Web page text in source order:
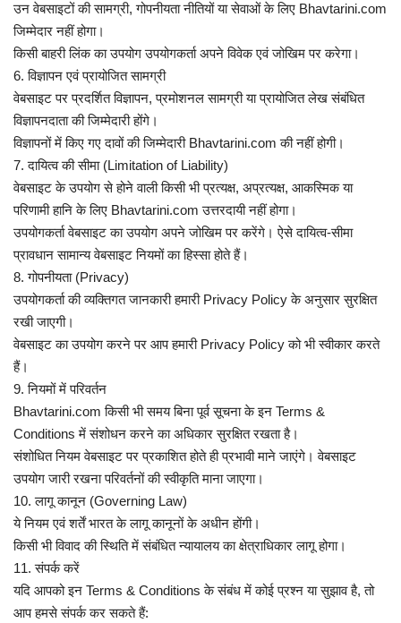
खेल
धर्म
मनोरंजन
बिजनेस
राशिफल
संपर्क
उन वेबसाइटों की सामग्री, गोपनीयता नीतियों या सेवाओं के लिए Bhavtarini.com
जिम्मेदार नहीं होगा।
किसी बाहरी लिंक का उपयोग उपयोगकर्ता अपने विवेक एवं जोखिम पर करेगा।
6. विज्ञापन एवं प्रायोजित सामग्री
वेबसाइट पर प्रदर्शित विज्ञापन, प्रमोशनल सामग्री या प्रायोजित लेख संबंधित
विज्ञापनदाता की जिम्मेदारी होंगे।
विज्ञापनों में किए गए दावों की जिम्मेदारी Bhavtarini.com की नहीं होगी।
7. दायित्व की सीमा (Limitation of Liability)
वेबसाइट के उपयोग से होने वाली किसी भी प्रत्यक्ष, अप्रत्यक्ष, आकस्मिक या
परिणामी हानि के लिए Bhavtarini.com उत्तरदायी नहीं होगा।
उपयोगकर्ता वेबसाइट का उपयोग अपने जोखिम पर करेंगे। ऐसे दायित्व-सीमा
प्रावधान सामान्य वेबसाइट नियमों का हिस्सा होते हैं।
8. गोपनीयता (Privacy)
उपयोगकर्ता की व्यक्तिगत जानकारी हमारी Privacy Policy के अनुसार सुरक्षित
रखी जाएगी।
वेबसाइट का उपयोग करने पर आप हमारी Privacy Policy को भी स्वीकार करते
हैं।
9. नियमों में परिवर्तन
Bhavtarini.com किसी भी समय बिना पूर्व सूचना के इन Terms &
Conditions में संशोधन करने का अधिकार सुरक्षित रखता है।
संशोधित नियम वेबसाइट पर प्रकाशित होते ही प्रभावी माने जाएंगे। वेबसाइट
उपयोग जारी रखना परिवर्तनों की स्वीकृति माना जाएगा।
10. लागू कानून (Governing Law)
ये नियम एवं शर्तें भारत के लागू कानूनों के अधीन होंगी।
किसी भी विवाद की स्थिति में संबंधित न्यायालय का क्षेत्राधिकार लागू होगा।
11. संपर्क करें
यदि आपको इन Terms & Conditions के संबंध में कोई प्रश्न या सुझाव है, तो
आप हमसे संपर्क कर सकते हैं: